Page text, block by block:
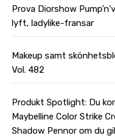
Prova Diorshow
lyft, ladylike-fransar
Makeup samt
Vol. 482
Produkt Spotlight: Du
Maybelline Color Strike
Shadow Pennor om du